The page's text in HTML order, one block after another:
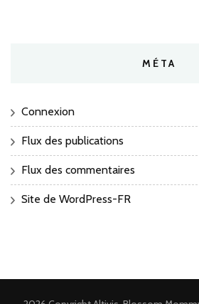
MÉTA
Connexion
Flux des publications
Flux des commentaires
Site de WordPress-FR